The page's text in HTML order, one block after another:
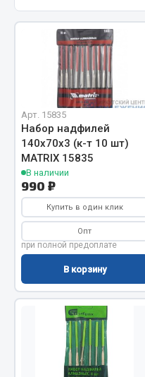
Весь раздел
Отопители
Автономные воздушные
Жидкостные
Отопители салона
Подогреватели тосола
Весь раздел
Автотовары
Автозвук
Автокаталоги
Аксессуары
Аптечки и знаки
Брызговики
Вентиляторы кабины
Арт. 15835
Набор надфилей
140х70х3 (к-т 10 шт)
MATRIX 15835
В наличии
990 ₽
Купить в один клик
Опт
при полной предоплате
В корзину